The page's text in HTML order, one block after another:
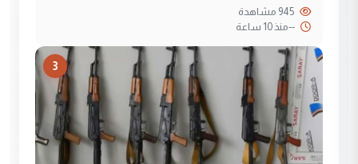
--منذ 10 ساعة
3